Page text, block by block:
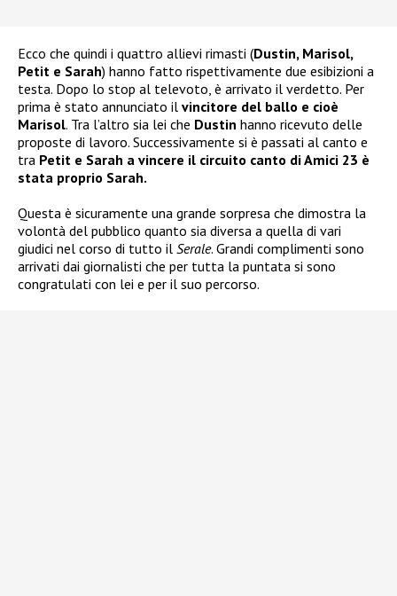
Ecco che quindi i quattro allievi rimasti (Dustin, Marisol,
Petit e Sarah) hanno fatto rispettivamente due esibizioni a
testa. Dopo lo stop al televoto, è arrivato il verdetto. Per
prima è stato annunciato il vincitore del ballo e cioè
Marisol. Tra l’altro sia lei che Dustin hanno ricevuto delle
proposte di lavoro. Successivamente si è passati al canto e
tra Petit e Sarah a vincere il circuito canto di Amici 23 è
stata proprio Sarah.
Questa è sicuramente una grande sorpresa che dimostra la
volontà del pubblico quanto sia diversa a quella di vari
giudici nel corso di tutto il Serale. Grandi complimenti sono
arrivati dai giornalisti che per tutta la puntata si sono
congratulati con lei e per il suo percorso.